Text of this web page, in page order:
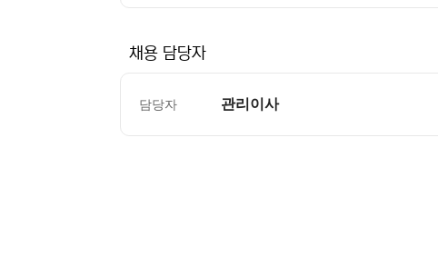
채용 담당자
담당자 관리이사